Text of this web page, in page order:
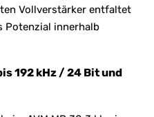
Vollverstärker entfaltet
Potenzial innerhalb
192 kHz / 24 Bit und